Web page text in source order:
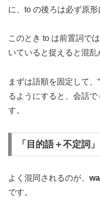
に、to の後ろは必ず原形
このとき to は前置詞で
いていると捉えると混乱
まずは語順を固定して
るようにすると、会話
す。
「目的語＋不定詞
よく混同されるのが、
です。